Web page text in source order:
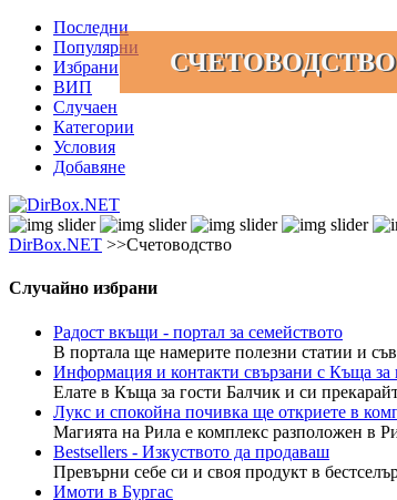
Последни
Популярни
Избрани
ВИП
Случаен
Категории
Условия
Добавяне
СЧЕТОВОДСТВО
DirBox.NET >>Счетоводство
Случайно избрани
Радост вкъщи - портал за семейството
В портала ще намерите полезни статии и
Информация и контакти свързани с Къща за
Елате в Къща за гости Балчик и си
Лукс и спокойна почивка ще откриете в
Магията на Рила е комплекс разположен в
Bestsellers - Изкуството да продаваш
Превърни себе си и своя продукт в
Имоти в Бургас